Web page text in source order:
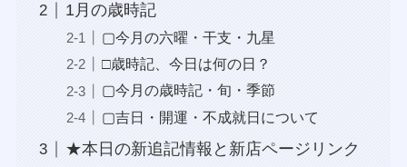
1月の歳時記
▢今月の六曜・干支・九星
□歳時記、今日は何の日？
▢今月の歳時記・旬・季節
▢吉日・開運・不成就日について
★本日の新追記情報と新店ページリンク